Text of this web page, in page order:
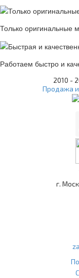
Только оригинальные
Работаем быстро и
2010 -
Продажа и
г.